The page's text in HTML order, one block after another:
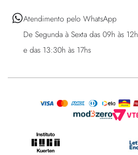
Atendimento pelo WhatsApp
De Segunda à Sexta das 09h às 12h
e das 13:30h às 17hs